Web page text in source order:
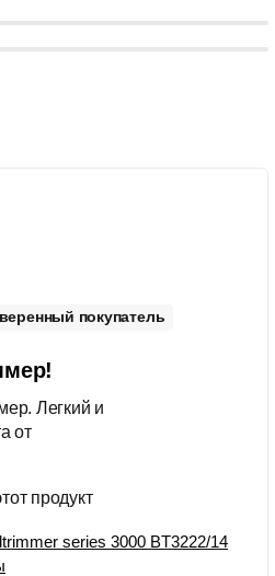
покупатель
Легкий и
от
продукт
series 3000 BT3222/14